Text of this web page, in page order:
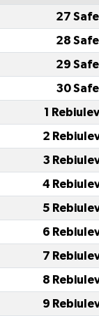
27
28
29
30
1
2
3
4
5
6
7
8
9